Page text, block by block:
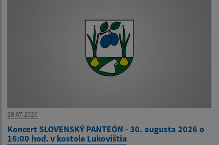
28.07.2026
Koncert SLOVENSKÝ PANTEÓN - 30. augusta 2026 o
16:00 hod. v kostole Lukovištia